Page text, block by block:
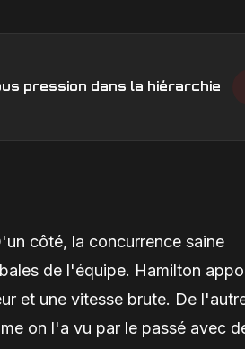
pression dans la hiérarchie
côté, la concurrence saine
de l'équipe. Hamilton
et une vitesse brute. De
on l'a vu par le passé avec